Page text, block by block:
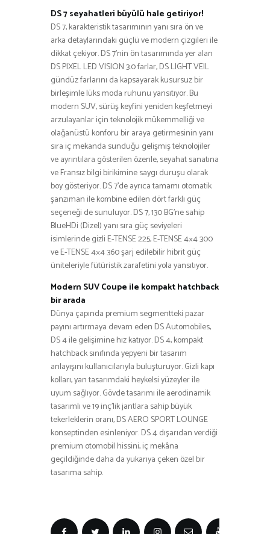
DS 7 seyahatleri büyülü hale getiriyor!
DS 7, karakteristik tasarımının yanı sıra ön ve
arka detaylarındaki güçlü ve modern çizgileri ile
dikkat çekiyor. DS 7’nin ön tasarımında yer alan
DS PIXEL LED VISION 3.0 farlar, DS LIGHT VEIL
gündüz farlarını da kapsayarak kusursuz bir
birleşimle lüks moda ruhunu yansıtıyor. Bu
modern SUV, sürüş keyfini yeniden keşfetmeyi
arzulayanlar için teknolojik mükemmelliği ve
olağanüstü konforu bir araya getirmesinin yanı
sıra iç mekanda sunduğu gelişmiş teknolojiler
ve ayrıntılara gösterilen özenle, seyahat sanatına
ve Fransız bilgi birikimine saygı duruşu olarak
boy gösteriyor. DS 7’de ayrıca tamamı otomatik
şanzıman ile kombine edilen dört farklı güç
seçeneği de sunuluyor. DS 7, 130 BG’ne sahip
BlueHDi (Dizel) yanı sıra güç seviyeleri
isimlerinde gizli E-TENSE 225, E-TENSE 4×4 300
ve E-TENSE 4×4 360 şarj edilebilir hibrit güç
üniteleriyle fütüristik zarafetini yola yansıtıyor.
Modern SUV Coupe ile kompakt hatchback
bir arada
Dünya çapında premium segmentteki pazar
payını artırmaya devam eden DS Automobiles,
DS 4 ile gelişimine hız katıyor. DS 4, kompakt
hatchback sınıfında yepyeni bir tasarım
anlayışını kullanıcılarıyla buluşturuyor. Gizli kapı
kolları, yan tasarımdaki heykelsi yüzeyler ile
uyum sağlıyor. Gövde tasarımı ile aerodinamik
tasarımlı ve 19 inç’lik jantlara sahip büyük
tekerleklerin oranı, DS AERO SPORT LOUNGE
konseptinden esinleniyor. DS 4 dışarıdan verdiği
premium otomobil hissini, iç mekâna
geçildiğinde daha da yukarıya çeken özel bir
tasarıma sahip.